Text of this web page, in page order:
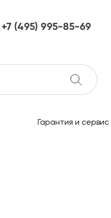
+7 (495) 995-85-69
ежедневно с 10 до 21
Гарантия и сервис